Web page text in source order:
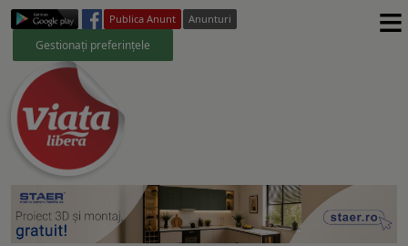
Publica Anunt Anunturi
Gestionați preferințele ≡